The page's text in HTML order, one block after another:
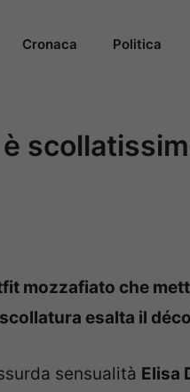
Cronaca Politica
mozzafiato che
esalta il
sensualità Elisa